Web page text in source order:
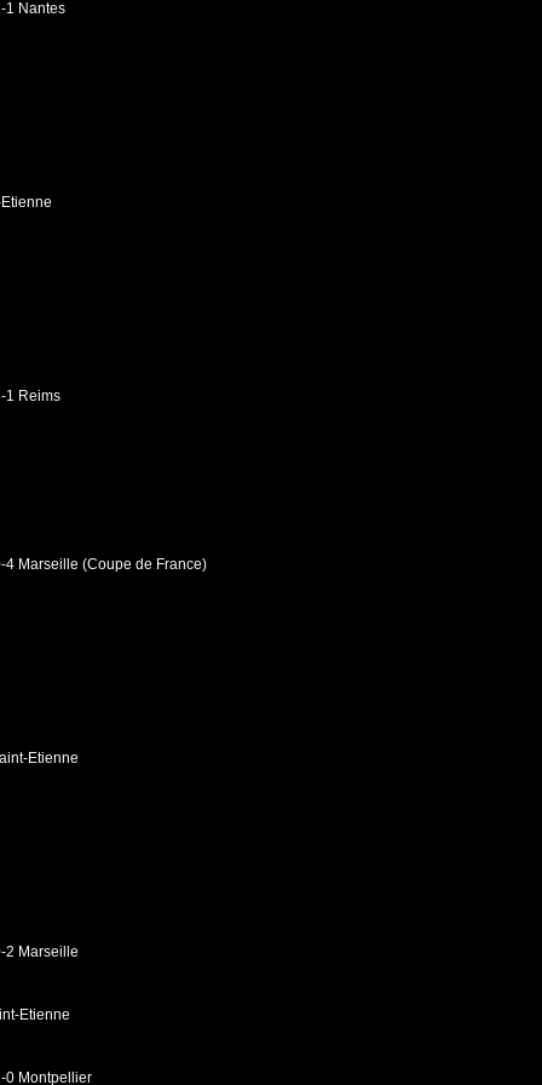
1 Nantes
1 Reims
4 Marseille (Coupe de France)
Etienne
2 Marseille
Etienne
0 Montpellier